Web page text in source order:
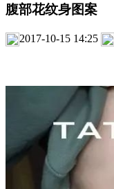
腹部花纹身图案
2017-10-15 14:25